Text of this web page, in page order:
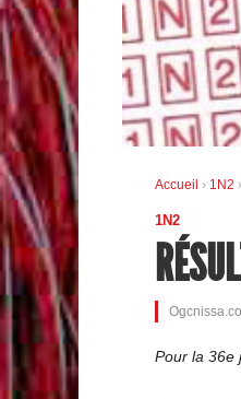
Accueil › 1N2
1N2
Pour la 36e